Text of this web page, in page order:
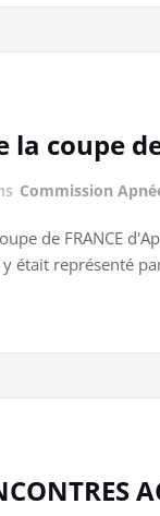
la coupe
Commission
de FRANCE
y était représenté